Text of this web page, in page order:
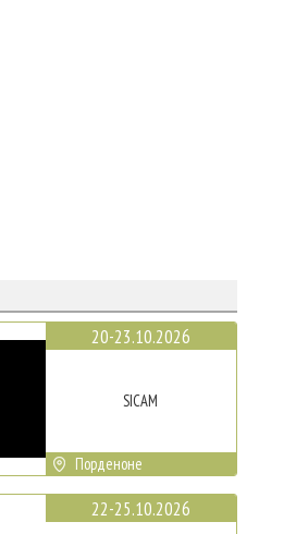
20-23.10.2026
SICAM
Порденоне
22-25.10.2026